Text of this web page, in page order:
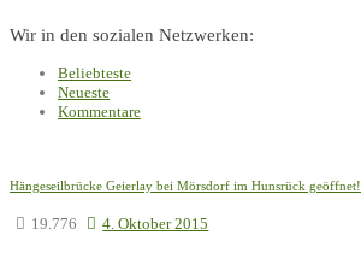
Wir in den sozialen Netzwerken:
Beliebteste
Neueste
Kommentare
Hängeseilbrücke Geierlay bei Mörsdorf im Hunsrück geöffnet!
19.776 4. Oktober 2015